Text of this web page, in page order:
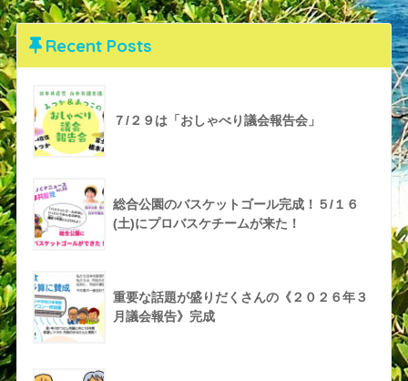
Recent Posts
７/２９は「おしゃべり議会報告会」
総合公園のバスケットゴール完成！５/１６
(土)にプロバスケチームが来た！
重要な話題が盛りだくさんの《２０２６年３
月議会報告》完成